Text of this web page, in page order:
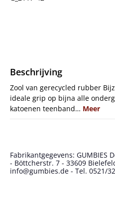
Beschrijving
Zool van gerecycled rubber
ideale grip op bijna alle
katoenen teenband… Meer
Fabrikantgegevens: GUMBIES
- Böttcherstr. 7 - 33609
info@gumbies.de - Tel. 0521/